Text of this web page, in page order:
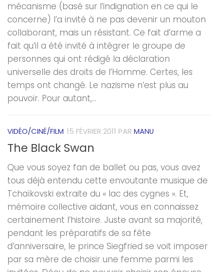
mécanisme (basé sur l’indignation en ce qui le
concerne) l’a invité à ne pas devenir un mouton
collaborant, mais un résistant. Ce fait d’arme a
fait qu’il a été invité à intégrer le groupe de
personnes qui ont rédigé la déclaration
universelle des droits de l’Homme. Certes, les
temps ont changé. Le nazisme n’est plus au
pouvoir. Pour autant,...
VIDÉO/CINÉ/FILM 15 FÉVRIER 2011 PAR MANU
The Black Swan
Que vous soyez fan de ballet ou pas, vous avez
tous déjà entendu cette envoutante musique de
Tchaïkovski extraite du « lac des cygnes ». Et,
mémoire collective aidant, vous en connaissez
certainement l’histoire. Juste avant sa majorité,
pendant les préparatifs de sa fête
d’anniversaire, le prince Siegfried se voit imposer
par sa mère de choisir une femme parmi les